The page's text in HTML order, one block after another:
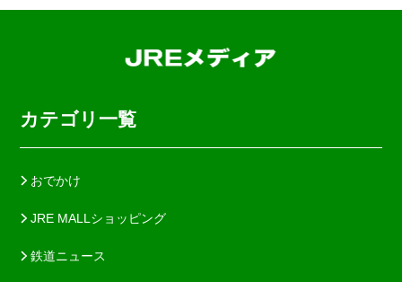
カテゴリ一覧
おでかけ
JRE MALLショッピング
鉄道ニュース